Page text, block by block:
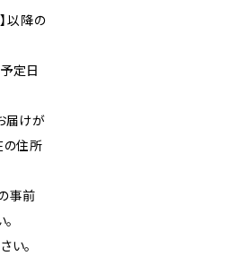
以降の
定日
届けが
の住所
事前
い。